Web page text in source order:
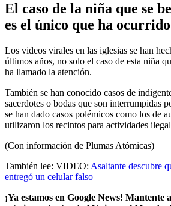
El caso de la niña que se
es el único que ha
Los videos virales en las iglesias se han
últimos años, no solo el caso de esta niña
ha llamado la atención.
También se han conocido casos de
sacerdotes o bodas que son interrumpidas
se han dado casos polémicos como los de
utilizaron los recintos para actividades
(Con información de Plumas Atómicas)
También lee: VIDEO: Asaltante descubre
entregó un celular falso
¡Ya estamos en Google News! Mantente